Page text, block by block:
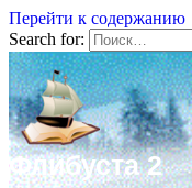
Перейти к содержанию
Search for:
Флибуста 2